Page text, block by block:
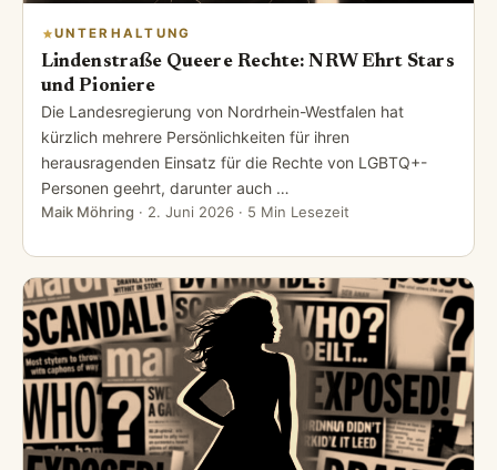
UNTERHALTUNG
Lindenstraße Queere Rechte: NRW Ehrt Stars
und Pioniere
Die Landesregierung von Nordrhein-Westfalen hat
kürzlich mehrere Persönlichkeiten für ihren
herausragenden Einsatz für die Rechte von LGBTQ+-
Personen geehrt, darunter auch …
Maik Möhring · 2. Juni 2026 · 5 Min Lesezeit